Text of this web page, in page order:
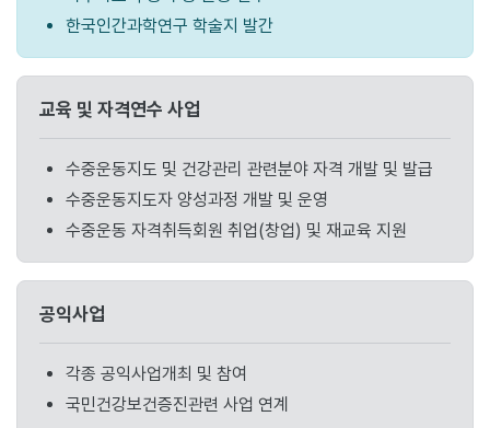
한국인간과학연구 학술지 발간
교육 및 자격연수 사업
수중운동지도 및 건강관리 관련분야 자격 개발 및 발급
수중운동지도자 양성과정 개발 및 운영
수중운동 자격취득회원 취업(창업) 및 재교육 지원
공익사업
각종 공익사업개최 및 참여
국민건강보건증진관련 사업 연계